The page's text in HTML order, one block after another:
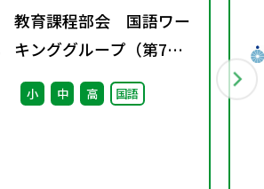
教育課程部会 国語ワー
キンググループ（第7
回） 配付資料
小 中 高 国語